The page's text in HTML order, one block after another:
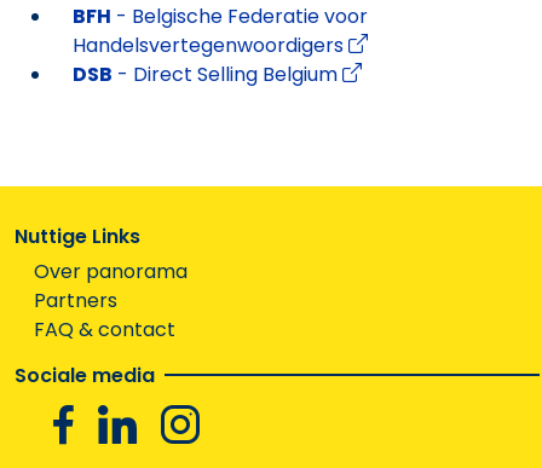
BFH - Belgische Federatie voor
Handelsvertegenwoordigers
DSB - Direct Selling Belgium
Nuttige Links
Over panorama
Partners
FAQ & contact
Sociale media
FacebookLinkedin